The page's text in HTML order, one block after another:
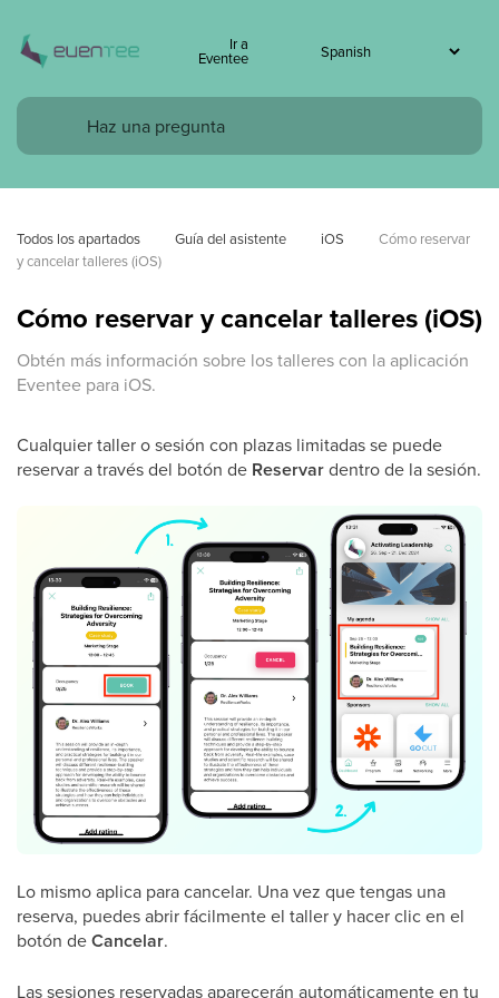
Ir a
Eventee
Todos los apartados Guía del asistente iOS
Cómo reservar
y cancelar talleres (iOS)
Cómo reservar y cancelar talleres (iOS)
Obtén más información sobre los talleres con la aplicación
Eventee para iOS.
Cualquier taller o sesión con plazas limitadas se puede
reservar a través del botón de Reservardentro de la sesión.
Lo mismo aplica para cancelar. Una vez que tengas una
reserva, puedes abrir fácilmente el taller y hacer clic en el
botón deCancelar.
Las sesiones reservadas aparecerán automáticamente en tu